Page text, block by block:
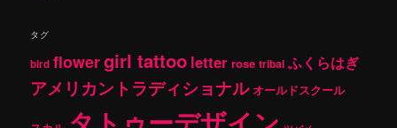
タグ
bird flowergirl tattoo letter rose tribal ふくらはぎ
アメリカントラディショナル オールドスクール